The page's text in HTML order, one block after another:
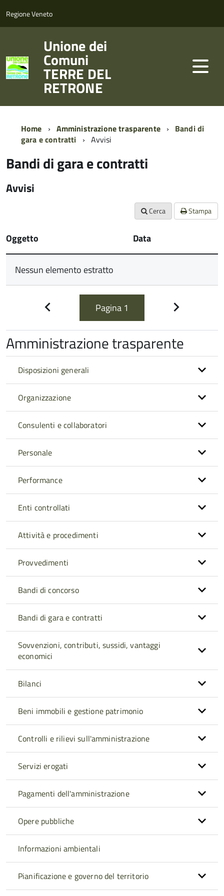
Regione Veneto
Unione dei
Comuni
TERRE DEL
RETRONE
Home Amministrazione trasparente
Bandi di
gara e contratti
Avvisi
Bandi di gara e contratti
Avvisi
Cerca Stampa
Oggetto Data
Nessun elemento estratto
Pagina 1
Amministrazione trasparente
Disposizioni generali
Organizzazione
Consulenti e collaboratori
Personale
Performance
Enti controllati
Attività e procedimenti
Provvedimenti
Bandi di concorso
Bandi di gara e contratti
Sovvenzioni, contributi, sussidi, vantaggi
economici
Bilanci
Beni immobili e gestione patrimonio
Controlli e rilievi sull'amministrazione
Servizi erogati
Pagamenti dell'amministrazione
Opere pubbliche
Informazioni ambientali
Pianificazione e governo del territorio